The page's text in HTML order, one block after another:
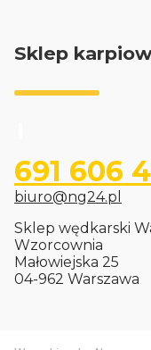
Sklep
691 606
biuro@ng24.pl
Sklep wędkarski
Wzorcownia
Małowiejska 25
04-962 Warszawa